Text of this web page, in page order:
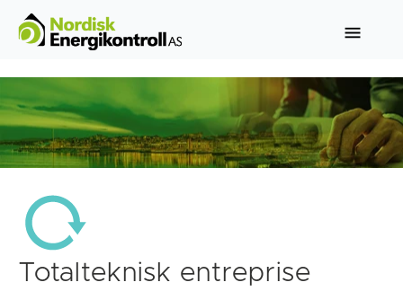
Totalteknisk entreprise